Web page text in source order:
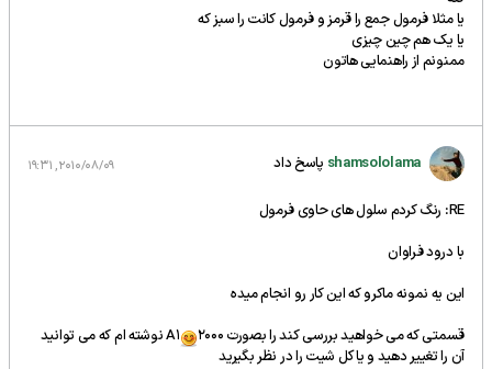
یا مثلا فرمول جمع را قرمز و فرمول کانت را سبز که
یا یک هم چین چیزی
ممنونم از راهنمایی هاتون
shamsololama پاسخ داد 2010/08/09, 19:31
RE: رنگ کردم سلول های حاوی فرمول
با درود فراوان
این یه نمونه ماکرو که این کار رو انجام میده
قسمتی که می خواهید بررسی کند را بصورت A1
2000 نوشته ام که می توانید
آن را تغییر دهید و یا کل شیت را در نظر بگیرید